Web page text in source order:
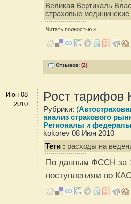
Великая Вертикаль
страховые медицинские
Читать полностью »
Отзывов: (2)
Июн 08
2010
Рост тарифов
Рубрики: (
анализ страхового
Регионалы и федералы
kokorev 08 Июн 2010
Теги : расходы на
По данным ФССН за 1
поступлениям по